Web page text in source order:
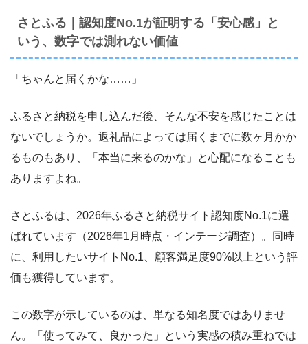
さとふる｜認知度No.1が証明する「安心感」と
いう、数字では測れない価値
「ちゃんと届くかな……」
ふるさと納税を申し込んだ後、そんな不安を感じたことは
ないでしょうか。返礼品によっては届くまでに数ヶ月かか
るものもあり、「本当に来るのかな」と心配になることも
ありますよね。
さとふるは、2026年ふるさと納税サイト認知度No.1に選
ばれています（2026年1月時点・インテージ調査）。同時
に、利用したいサイトNo.1、顧客満足度90%以上という評
価も獲得しています。
この数字が示しているのは、単なる知名度ではありませ
ん。「使ってみて、良かった」という実感の積み重ねでは